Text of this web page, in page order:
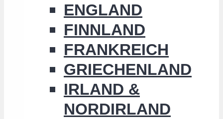
ENGLAND
FINNLAND
FRANKREICH
GRIECHENLAND
IRLAND &
NORDIRLAND